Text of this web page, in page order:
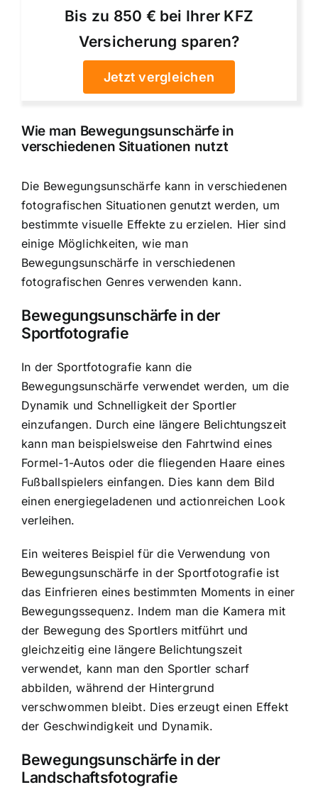
Bis zu 850 € bei Ihrer KFZ
Versicherung sparen?
Jetzt vergleichen
Wie man Bewegungsunschärfe in
verschiedenen Situationen nutzt
Die Bewegungsunschärfe kann in verschiedenen
fotografischen Situationen genutzt werden, um
bestimmte visuelle Effekte zu erzielen. Hier sind
einige Möglichkeiten, wie man
Bewegungsunschärfe in verschiedenen
fotografischen Genres verwenden kann.
Bewegungsunschärfe in der
Sportfotografie
In der Sportfotografie kann die
Bewegungsunschärfe verwendet werden, um die
Dynamik und Schnelligkeit der Sportler
einzufangen. Durch eine längere Belichtungszeit
kann man beispielsweise den Fahrtwind eines
Formel-1-Autos oder die fliegenden Haare eines
Fußballspielers einfangen. Dies kann dem Bild
einen energiegeladenen und actionreichen Look
verleihen.
Ein weiteres Beispiel für die Verwendung von
Bewegungsunschärfe in der Sportfotografie ist
das Einfrieren eines bestimmten Moments in einer
Bewegungssequenz. Indem man die Kamera mit
der Bewegung des Sportlers mitführt und
gleichzeitig eine längere Belichtungszeit
verwendet, kann man den Sportler scharf
abbilden, während der Hintergrund
verschwommen bleibt. Dies erzeugt einen Effekt
der Geschwindigkeit und Dynamik.
Bewegungsunschärfe in der
Landschaftsfotografie